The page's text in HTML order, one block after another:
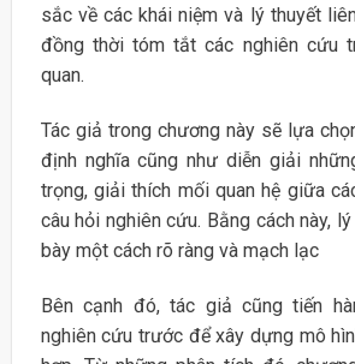
sắc về các khái niệm và lý thuyết
đồng thời tóm tắt các nghiên cứu
quan.
Tác giả trong chương này sẽ lựa
định nghĩa cũng như diễn giải
trọng, giải thích mối quan hệ giữa
câu hỏi nghiên cứu. Bằng cách này,
bày một cách rõ ràng và mạch lạc
Bên cạnh đó, tác giả cũng tiến
nghiên cứu trước để xây dựng mô